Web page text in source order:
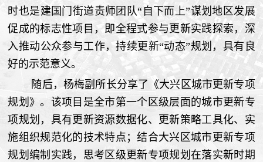
时也是建国门街道责师团队“自下而上”谋划地区发展
促成的标志性项目，即全程式参与更新实践探索，深
入推动公众参与工作，持续更新“动态”规划，具有良
好的示范意义。
随后，杨梅副所长分享了《大兴区城市更新专项
规划》。该项目是全市第一个区级层面的城市更新专
项规划，具有更新资源数据化、更新策略工具化、实
施组织规范化的技术特点；结合大兴区城市更新专项
规划编制实践，思考区级更新专项规划在落实新时期